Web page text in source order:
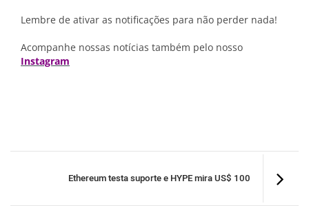
Lembre de ativar as notificações para não perder nada!
Acompanhe nossas notícias também pelo nosso
Instagram
Ethereum testa suporte e HYPE mira US$ 100